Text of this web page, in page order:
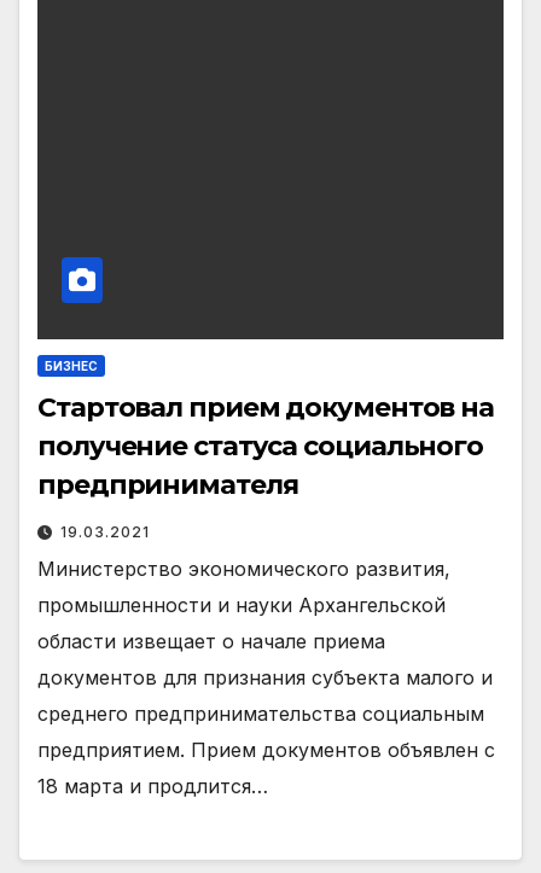
БИЗНЕС
Стартовал прием документов на
получение статуса социального
предпринимателя
19.03.2021
Министерство экономического развития,
промышленности и науки Архангельской
области извещает о начале приема
документов для признания субъекта малого и
среднего предпринимательства социальным
предприятием. Прием документов объявлен с
18 марта и продлится…